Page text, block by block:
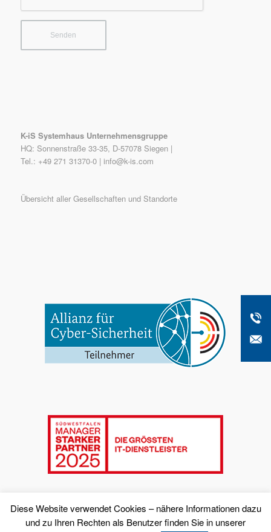
K-iS Systemhaus Unternehmensgruppe
HQ: Sonnenstraße 33-35, D-57078 Siegen |
Tel.: +49 271 31370-0 | info@k-is.com
Übersicht aller Gesellschaften und Standorte
Diese Website verwendet Cookies – nähere Informationen dazu
und zu Ihren Rechten als Benutzer finden Sie in unserer